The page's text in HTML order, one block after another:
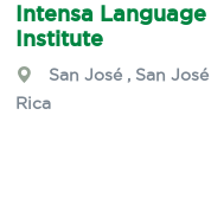
Intensa Language
Institute
San José , San José
Rica